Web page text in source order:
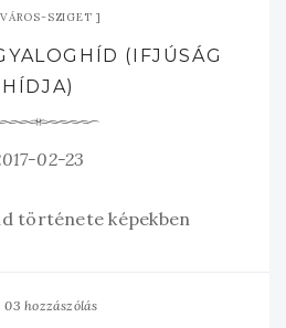
SZIGET
(IFJÚSÁG
HÍDJA)
02-23
története képekben
03 hozzászólás